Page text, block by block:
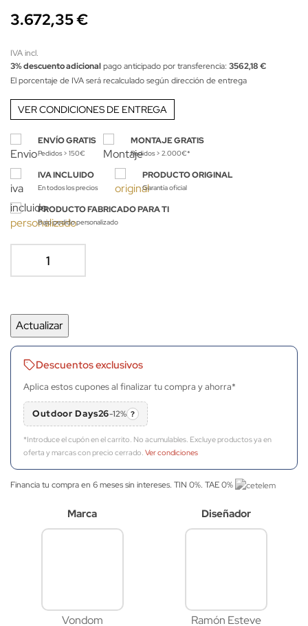
3.672,35 €
IVA incl.
3% descuento adicionalpago anticipado por transferencia: 3562,18 €
El porcentaje de IVA será recalculado según dirección de entrega
VER CONDICIONES DE ENTREGA
ENVÍO GRATIS
Pedidos > 150€
MONTAJE GRATIS
Pedidos > 2.000€*
IVA INCLUIDO
En todos los precios
PRODUCTO ORIGINAL
Garantía oficial
PRODUCTO FABRICADO PARA TI
Bajo pedido personalizado
Descuentos exclusivos
Aplica estos cupones al finalizar tu compra y ahorra*
Outdoor Days26-12% ?
*Introduce el cupón en el carrito. No acumulables. Excluye productos ya en
oferta y marcas con precio cerrado. Ver condiciones
Financia tu compra en 6 meses sin intereses. TIN 0%. TAE 0%
Marca
Vondom
Diseñador
Ramón Esteve